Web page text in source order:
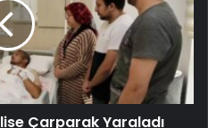
Çarparak Yaraladı